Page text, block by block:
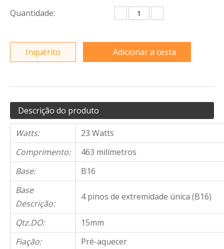
Quantidade:
Inquérito Adicionar a cesta
Descrição do produto
Watts:
23 Watts
Comprimento:
463 milímetros
Base:
B16
Base
Descrição:
4 pinos de extremidade única (B16)
Qtz.DO:
15mm
Fiação:
Pré-aquecer